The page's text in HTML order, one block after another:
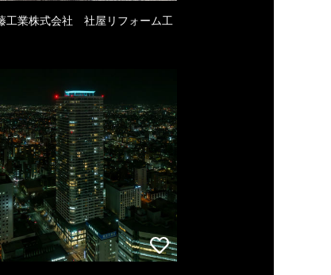
工業株式会社 社屋リフォーム工